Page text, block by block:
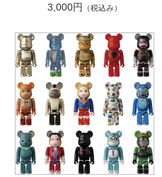
3,000円 （税込み）